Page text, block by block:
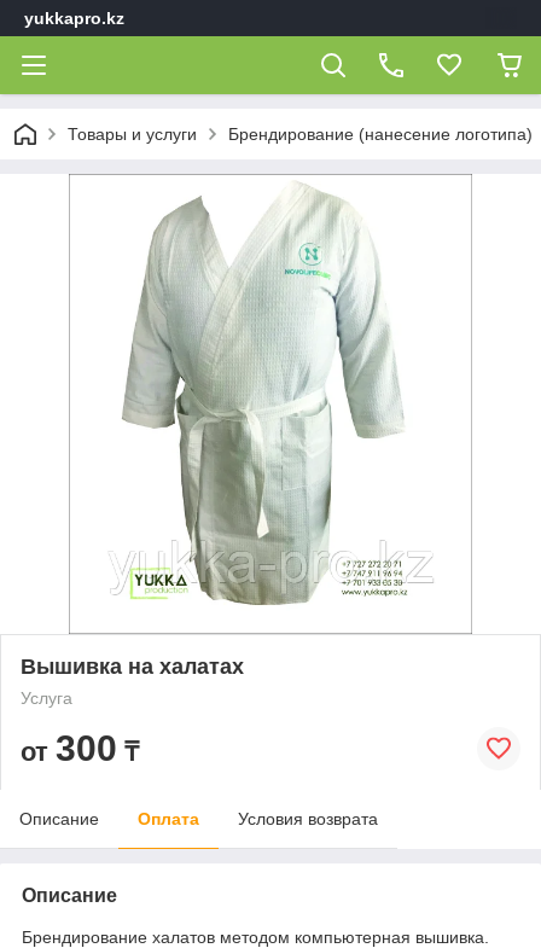
yukkapro.kz
Товары и услуги Брендирование (нанесение логотипа)
Вышивка на халатах
Услуга
от 300 ₸
Описание Оплата Условия возврата
Описание
Брендирование халатов методом компьютерная вышивка.